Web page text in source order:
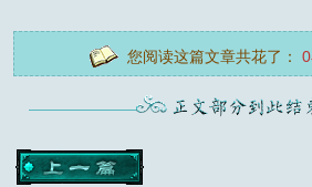
您阅读这篇文章共花了：